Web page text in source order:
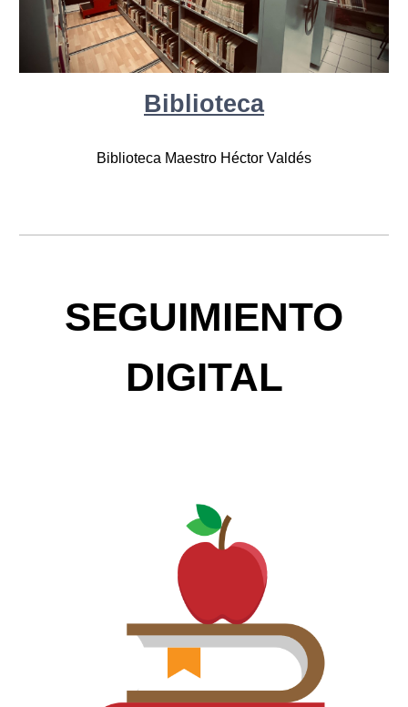
Biblioteca
Biblioteca Maestro Héctor Valdés
SEGUIMIENTO
DIGITAL